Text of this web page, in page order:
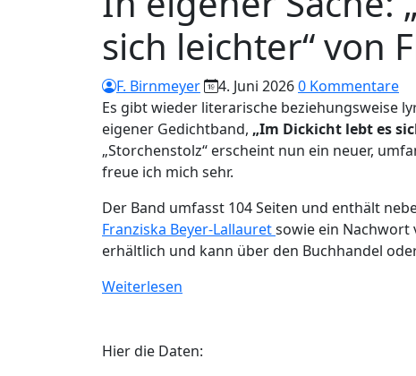
sich leichter“ von
F. Birnmeyer 4. Juni 20260 Kommentare
Es gibt wieder literarische beziehungsweise
eigener Gedichtband, „Im Dickicht lebt es
„Storchenstolz“ erscheint nun ein neuer,
freue ich mich sehr.
Der Band umfasst 104 Seiten und enthält
Franziska Beyer-Lallauretsowie ein Nachwort
erhältlich und kann über den Buchhandel
Weiterlesen
Sache:
Hier die Daten: